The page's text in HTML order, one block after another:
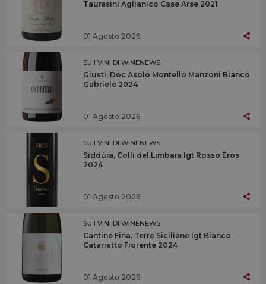
Taurasini Aglianico Case Arse 2021
01 Agosto 2026
SU I VINI DI WINENEWS
Giusti, Doc Asolo Montello Manzoni Bianco
Gabriele 2024
01 Agosto 2026
SU I VINI DI WINENEWS
Siddùra, Colli del Limbara Igt Rosso Èros
2024
01 Agosto 2026
SU I VINI DI WINENEWS
Cantine Fina, Terre Siciliane Igt Bianco
Catarratto Fiorente 2024
01 Agosto 2026